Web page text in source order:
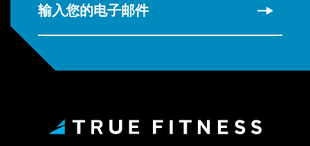
输入您的电子邮件